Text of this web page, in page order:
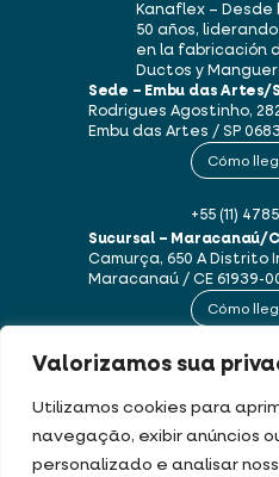
Valorizamos sua
Utilizamos cookies para
navegação, exibir anúncios
personalizado e analisar
Kanaflex – Desde
50 años,
en la fabricación
Ductos y
Sede – Embu das Artes/
Rodrigues Agostinho,
Embu das Artes / SP
Cómo
+55 (11)
Sucursal – Maracanaú/
Camurça, 650 ADistrito
Maracanaú / CE61939-
Cómo
+55 (85)
Este sitio web utiliza cookies y datos